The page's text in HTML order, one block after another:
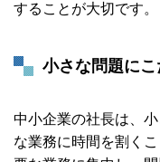
することが大切です。
小さな問題に
中小企業の社長は、
な業務に時間を割く